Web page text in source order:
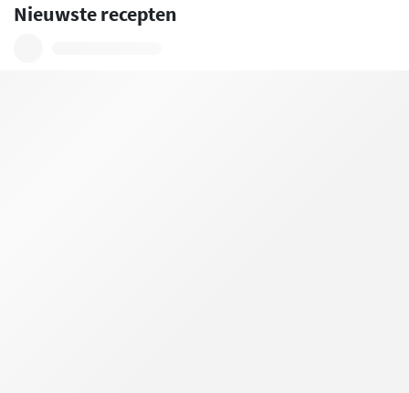
Nieuwste recepten